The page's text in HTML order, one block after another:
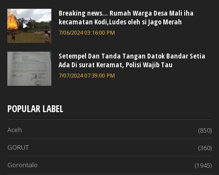
Breaking news... Rumah Warga Desa Mali iha
kecamatan Kodi,Ludes oleh si Jago Merah
7/06/2024 03:16:00 PM
Setempel Dan Tanda Tangan Datok Bandar Setia
Ada Di surat Keramat, Polisi Wajib Tau
7/07/2024 07:39:00 PM
POPULAR LABEL
Aceh (850)
GORUT (360)
Gorontalo (1945)